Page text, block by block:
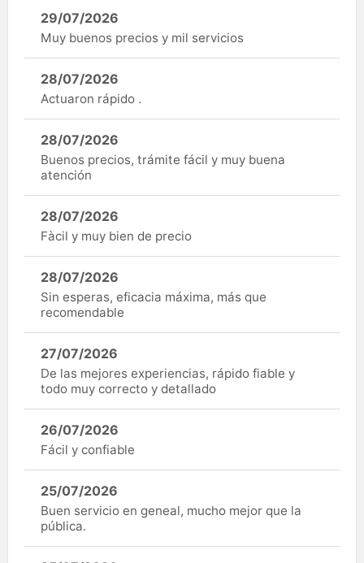
29/07/2026
Muy buenos precios y mil servicios
28/07/2026
Actuaron rápido .
28/07/2026
Buenos precios, trámite fácil y muy buena
atención
28/07/2026
Fàcil y muy bien de precio
28/07/2026
Sin esperas, eficacia máxima, más que
recomendable
27/07/2026
De las mejores experiencias, rápido fiable y
todo muy correcto y detallado
26/07/2026
Fácil y confiable
25/07/2026
Buen servicio en geneal, mucho mejor que la
pública.